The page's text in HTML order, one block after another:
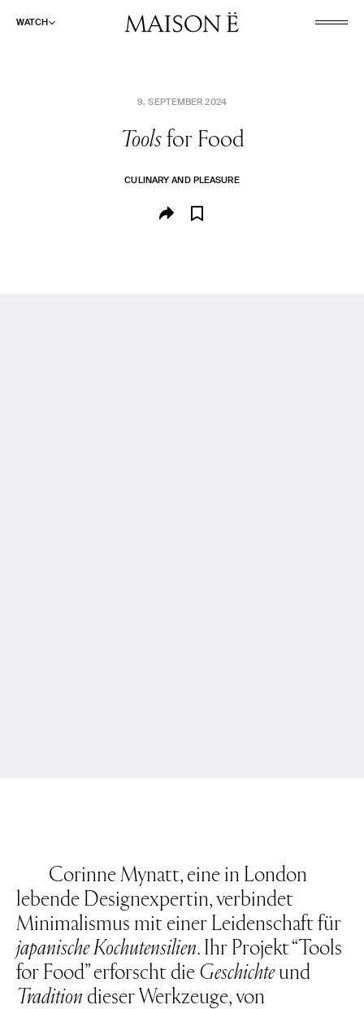
WATCH
9. SEPTEMBER 2024
Toolsfor Food
CULINARY AND PLEASURE
Corinne Mynatt, eine in London
lebende Designexpertin, verbindet
Minimalismus mit einer Leidenschaft für
japanische Kochutensilien. Ihr Projekt “Tools
for Food” erforscht die Geschichteund
Tradition dieser Werkzeuge, von